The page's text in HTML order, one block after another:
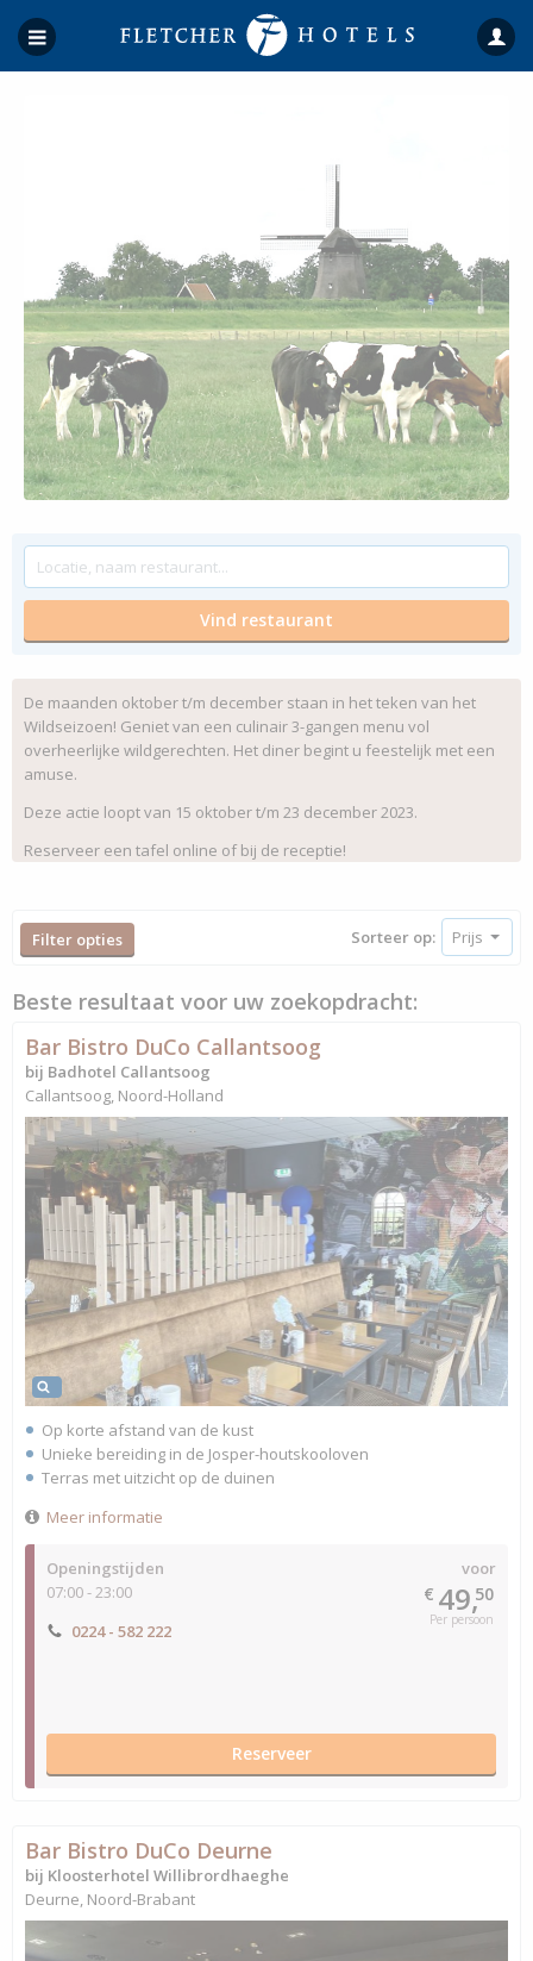
De maanden oktober t/m december staan in het teken van het
Wildseizoen! Geniet van een culinair 3-gangen menu vol
overheerlijke wildgerechten. Het diner begint u feestelijk met een
amuse.
Deze actie loopt van 15 oktober t/m 23 december 2023.
Reserveer een tafel online of bij de receptie!
Filter opties Sorteer op:
Beste resultaat voor uw zoekopdracht:
Openingstijden
07:00 - 23:00
voor
€ 49,50
Per persoon
0224 - 582 222
Reserveer
Bar Bistro DuCo Callantsoog
bij Badhotel Callantsoog
Callantsoog, Noord-Holland
Op korte afstand van de kust
Unieke bereiding in de Josper-houtskooloven
Terras met uitzicht op de duinen
Meer informatie
Bar Bistro DuCo Deurne
bij Kloosterhotel Willibrordhaeghe
Deurne, Noord-Brabant